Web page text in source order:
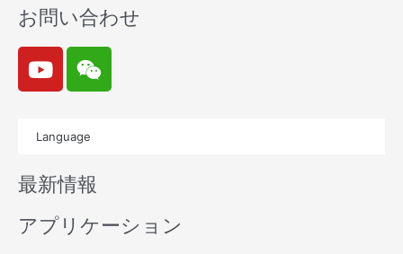
お問い合わせ
Y
o
u
b
e
W
e
i
n
Language
最新情報
アプリケーション